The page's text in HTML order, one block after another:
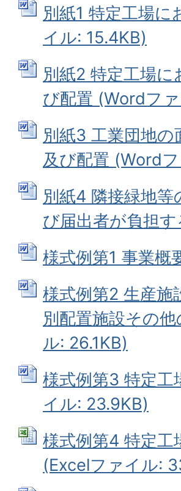
別紙1 特定工場
イル: 15.4KB)
別紙2 特定工場
び配置 (Wordフ
別紙3 工業団地
及び配置 (Word
別紙4 隣接緑地
び届出者が負担
様式例第1 事業概
様式例第2 生産施
別配置施設その
ル: 26.1KB)
様式例第3 特定工
イル: 23.9KB)
様式例第4 特定工
(Excelファイル: